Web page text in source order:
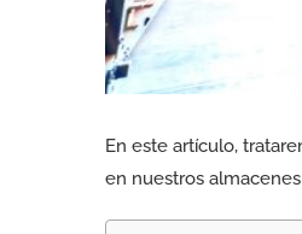
En este artículo,
en nuestros